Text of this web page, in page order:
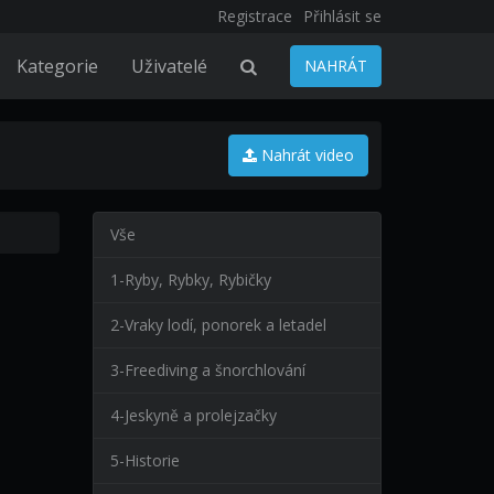
Registrace Přihlásit se
Kategorie Uživatelé NAHRÁT
Nahrát video
Vše
1-Ryby, Rybky, Rybičky
2-Vraky lodí, ponorek a letadel
3-Freediving a šnorchlování
4-Jeskyně a prolejzačky
5-Historie